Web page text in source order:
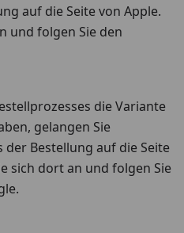
auf die Seite von Apple.
und folgen Sie den
die Variante
gelangen Sie
Bestellung auf die Seite
sich dort an und folgen Sie